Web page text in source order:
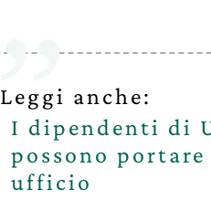
Leggi anche:
I dipendenti di
possono
ufficio